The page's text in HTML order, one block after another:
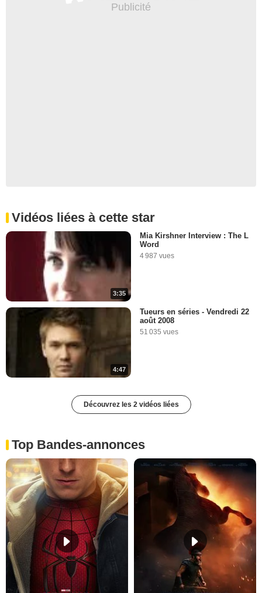
Vidéos liées à cette star
3:35
Mia Kirshner Interview : The L
Word
4 987 vues
4:47
Tueurs en séries - Vendredi 22
août 2008
51 035 vues
Découvrez les 2 vidéos liées
Top Bandes-annonces